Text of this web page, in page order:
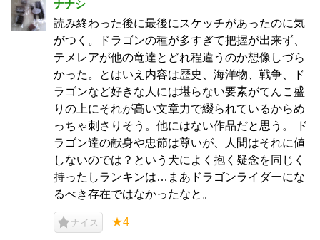
ナナシ
読み終わった後に最後にスケッチがあったのに気
がつく。ドラゴンの種が多すぎて把握が出来ず、
テメレアが他の竜達とどれ程違うのか想像しづら
かった。とはいえ内容は歴史、海洋物、戦争、ド
ラゴンなど好きな人には堪らない要素がてんこ盛
りの上にそれが高い文章力で綴られているからめ
っちゃ刺さりそう。他にはない作品だと思う。 ド
ラゴン達の献身や忠節は尊いが、人間はそれに値
しないのでは？という犬によく抱く疑念を同じく
持ったしランキンは…まあドラゴンライダーにな
るべき存在ではなかったなと。
ナイス ★4